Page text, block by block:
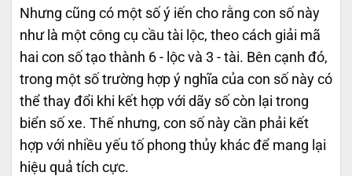
Nhưng cũng có một số ý iến cho rằng con số này
như là một công cụ cầu tài lộc, theo cách giải mã
hai con số tạo thành 6 - lộc và 3 - tài. Bên cạnh đó,
trong một số trường hợp ý nghĩa của con số này có
thể thay đổi khi kết hợp với dãy số còn lại trong
biển số xe. Thế nhưng, con số này cần phải kết
hợp với nhiều yếu tố phong thủy khác để mang lại
hiệu quả tích cực.